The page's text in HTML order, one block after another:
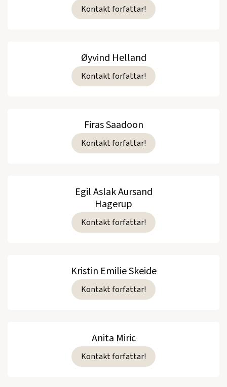
Kontakt forfattar!
Øyvind Helland
Kontakt forfattar!
Firas Saadoon
Kontakt forfattar!
Egil Aslak Aursand
Hagerup
Kontakt forfattar!
Kristin Emilie Skeide
Kontakt forfattar!
Anita Miric
Kontakt forfattar!